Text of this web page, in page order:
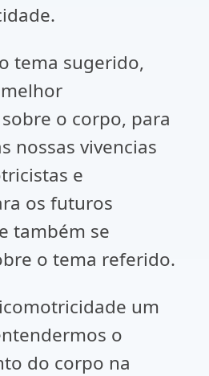
tema sugerido,
o corpo, para
nossas vivencias
e
os futuros
também se
o tema referido.
um
o
do corpo na